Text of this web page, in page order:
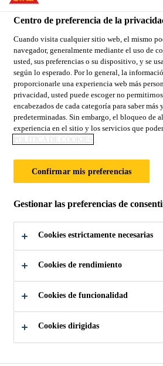
casa
SikaCeram® CleanGrout
Lechada de
SikaCeram®
relleno de juntas de 1 a 8 mm
mezcla proporcionan
y microorganismos,
Lee más
Aplicación en
Repele el agua.
Centro de preferencia de la
Cuando visita cualquier sitio web, el mismo
navegador, generalmente mediante el uso de
usted, sus preferencias o su dispositivo, y se
según lo esperado. Por lo general, la
proporcionarle una experiencia web más
privacidad, usted puede escoger no
encabezados de cada categoría para saber
predeterminadas. Sin embargo, el bloqueo de
experiencia en el sitio y los servicios que
POLÍTICA DE COOKIES
Confirmar mis preferencias
Gestionar las preferencias de
Cookies estrictamente necesarias
Cookies de rendimiento
Cookies de funcionalidad
Cookies dirigidas